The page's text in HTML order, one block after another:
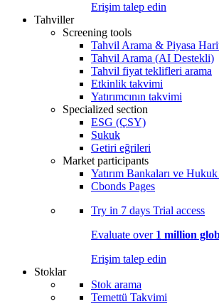
Erişim talep edin
Tahviller
Screening tools
Tahvil Arama & Piyasa
Tahvil Arama (AI Destekli)
Tahvil fiyat teklifleri arama
Etkinlik takvimi
Yatırımcının takvimi
Specialized section
ESG (ÇSY)
Sukuk
Getiri eğrileri
Market participants
Yatırım Bankaları ve
Cbonds Pages
Try in 7 days Trial access
Evaluate over 1 million
Erişim talep edin
Stoklar
Stok arama
Temettü Takvimi